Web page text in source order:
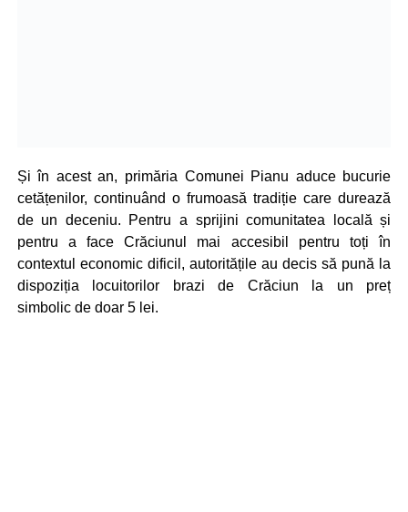
Și în acest an, primăria Comunei Pianu aduce bucurie
cetățenilor, continuând o frumoasă tradiție care durează
de un deceniu. Pentru a sprijini comunitatea locală și
pentru a face Crăciunul mai accesibil pentru toți în
contextul economic dificil, autoritățile au decis să pună la
dispoziția locuitorilor brazi de Crăciun la un preț
simbolic de doar 5 lei.